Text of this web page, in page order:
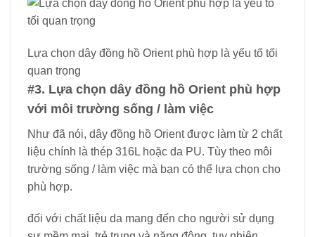
Lựa chọn dây đồng hồ Orient phù hợp là yếu tố tối
quan trọng
#3. Lựa chọn dây đồng hồ Orient phù hợp
với môi trường sống / làm việc
Như đã nói, dây đồng hồ Orient được làm từ 2 chất
liệu chính là thép 316L hoặc da PU. Tùy theo môi
trường sống / làm việc mà bạn có thể lựa chọn cho
phù hợp.
đối với chất liệu da mang đến cho người sử dụng